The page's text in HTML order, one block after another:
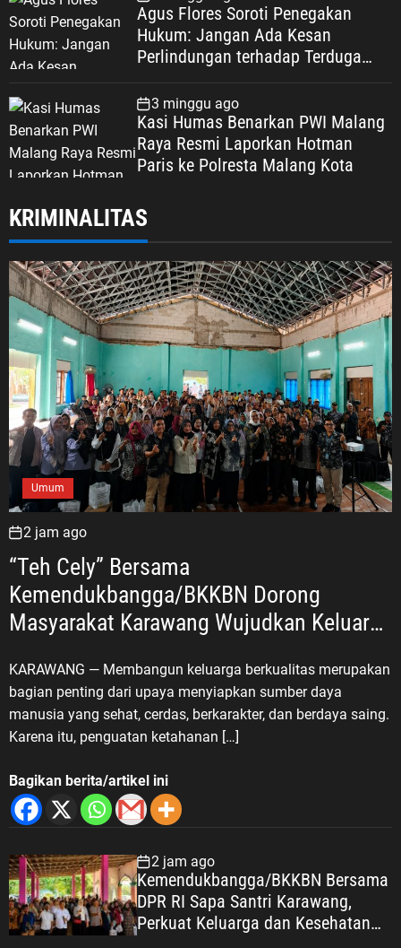
Agus Flores Soroti Penegakan
Hukum: Jangan Ada Kesan
Perlindungan terhadap Terduga
Dipertaruhkan
3 minggu ago
Kasi Humas Benarkan PWI Malang
Raya Resmi Laporkan Hotman
Paris ke Polresta Malang Kota
KRIMINALITAS
Umum
2 jam ago
“Teh Cely” Bersama
Kemendukbangga/BKKBN Dorong
Masyarakat Karawang Wujudkan Keluarga
KARAWANG — Membangun keluarga berkualitas merupakan
bagian penting dari upaya menyiapkan sumber daya
manusia yang sehat, cerdas, berkarakter, dan berdaya saing.
Karena itu, penguatan ketahanan […]
Bagikan berita/artikel ini
2 jam ago
Kemendukbangga/BKKBN Bersama
DPR RI Sapa Santri Karawang,
Perkuat Keluarga dan Kesehatan